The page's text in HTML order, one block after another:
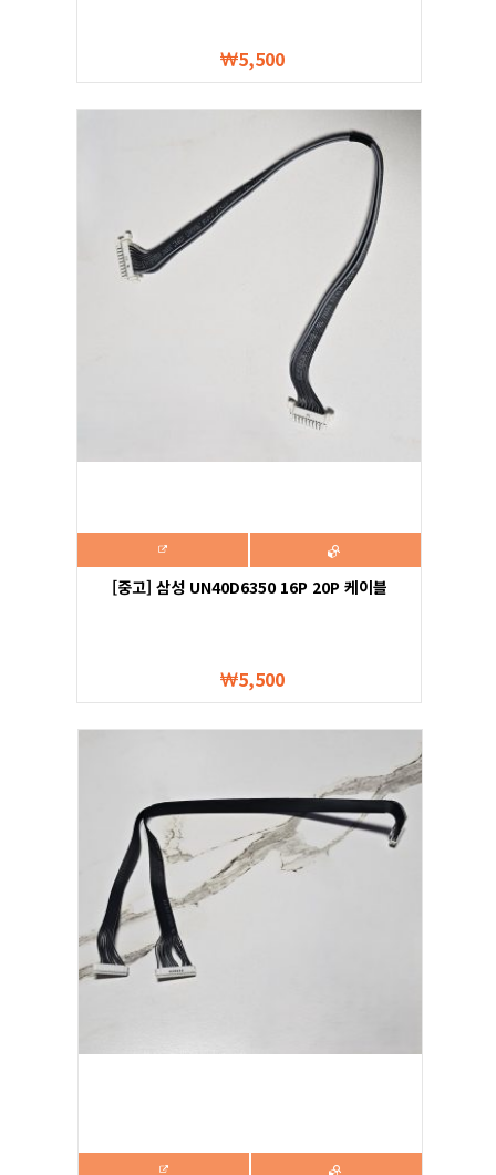
5,500
[중고] 삼성 UN40D6350 16P 20P 케이블
5,500